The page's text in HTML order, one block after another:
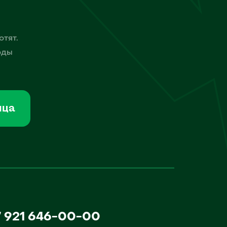
921 646-00-00